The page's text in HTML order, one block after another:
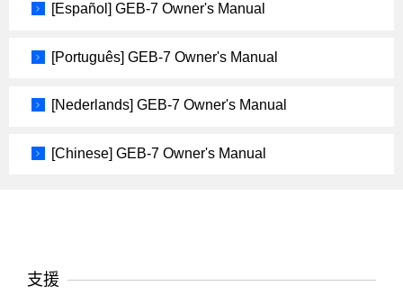
[Español] GEB-7 Owner's Manual
[Português] GEB-7 Owner's Manual
[Nederlands] GEB-7 Owner's Manual
[Chinese] GEB-7 Owner's Manual
支援